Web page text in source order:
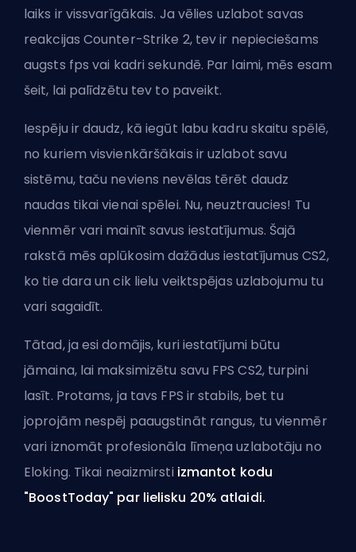
laiks ir vissvarīgākais. Ja vēlies uzlabot savas
reakcijas Counter-Strike 2, tev ir nepieciešams
augsts fps vai kadri sekundē. Par laimi, mēs esam
šeit, lai palīdzētu tev to paveikt.
Iespēju ir daudz, kā iegūt labu kadru skaitu spēlē,
no kuriem visvienkāršākais ir uzlabot savu
sistēmu, taču neviens nevēlas tērēt daudz
naudas tikai vienai spēlei. Nu, neuztraucies! Tu
vienmēr vari mainīt savus iestatījumus. Šajā
rakstā mēs aplūkosim dažādus iestatījumus CS2,
ko tie dara un cik lielu veiktspējas uzlabojumu tu
vari sagaidīt.
Tātad, ja esi domājis, kuri iestatījumi būtu
jāmaina, lai maksimizētu savu FPS CS2, turpini
lasīt. Protams, ja tavs FPS ir stabils, bet tu
joprojām nespēj paaugstināt rangus, tu vienmēr
vari iznomāt profesionāla līmeņa uzlabotāju no
Eloking. Tikai neaizmirsti izmantot kodu
"BoostToday" par lielisku 20% atlaidi.